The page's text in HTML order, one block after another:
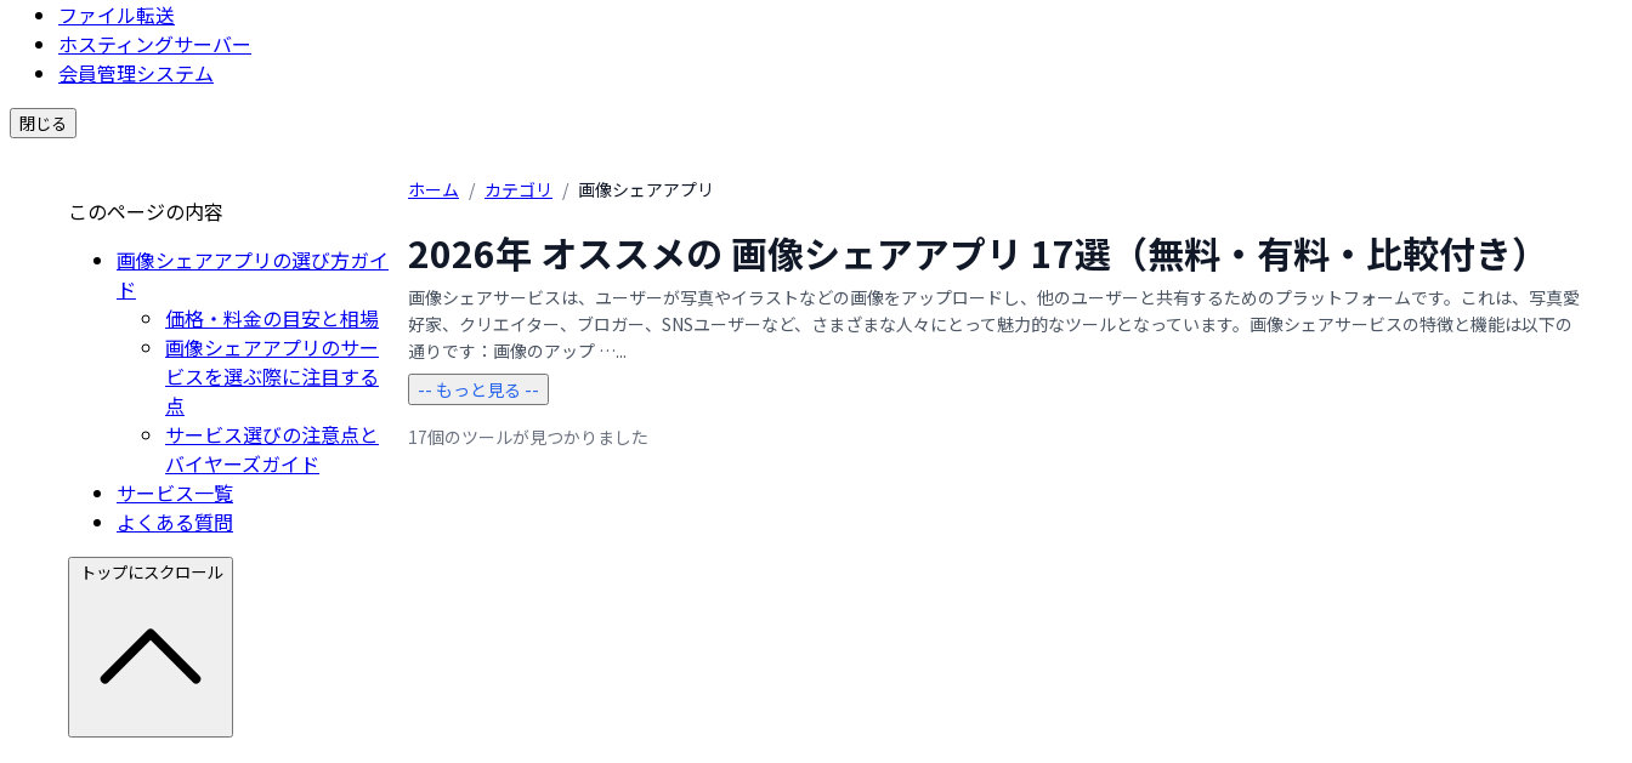
ファイル転送
ホスティングサーバー
会員管理システム
閉じる
このページの内容
画像シェアアプリの選び方ガイ
ド
価格・料金の目安と相場
画像シェアアプリのサー
ビスを選ぶ際に注目する
点
サービス選びの注意点と
バイヤーズガイド
サービス一覧
よくある質問
トップにスクロール
ホーム / カテゴリ / 画像シェアアプリ
2026年 オススメの 画像シェアアプリ 17選（無料・有料・比較付き）
画像シェアサービスは、ユーザーが写真やイラストなどの画像をアップロードし、他のユーザーと共有するためのプラットフォームです。これは、写真愛
好家、クリエイター、ブロガー、SNSユーザーなど、さまざまな人々にとって魅力的なツールとなっています。画像シェアサービスの特徴と機能は以下の
通りです：画像のアップ …...
-- もっと見る --
17個のツールが見つかりました